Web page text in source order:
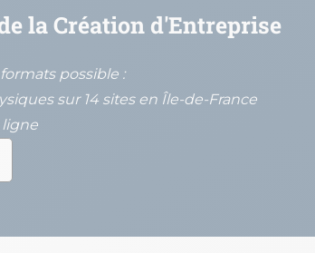
la Création d'Entreprise
possible :
sur 14 sites en Île-de-France
ligne